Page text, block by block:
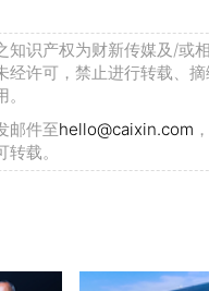
知识产权为财新传媒及/或
经许可，禁止进行转载、摘
邮件至hello@caixin.com
载。